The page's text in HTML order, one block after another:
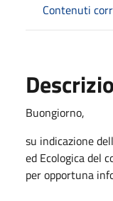
Contenuti
Buongiorno,
su indicazione
ed Ecologica del
per opportuna